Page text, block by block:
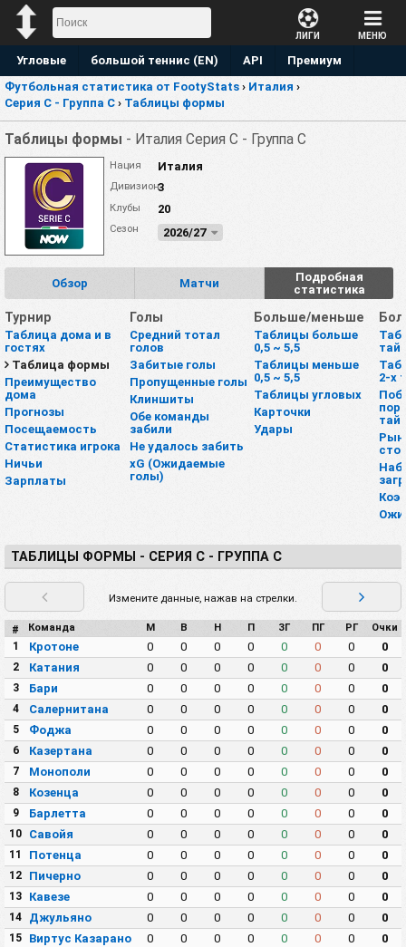
ЛИГИ МЕНЮ
Угловые большой теннис (EN) API Премиум
Прогноз
Футбольная статистика от FootyStats › Италия ›
Серия C - Группа C › Таблицы формы
Таблицы формы - Италия Серия C - Группа C
Нация Италия
Дивизион3
Клубы 20
Сезон 2026/27
Обзор Матчи
Подробная
статистика
Турнир
Таблица дома и в
гостях
Таблица формы
Преимущество
дома
Прогнозы
Посещаемость
Статистика игрока
Ничьи
Зарплаты
Голы
Средний тотал
голов
Забитые голы
Пропущенные голы
Клиншиты
Обе команды
забили
Не удалось забить
xG (Ожидаемые
голы)
Больше/меньше
Таблицы больше
0,5 ~ 5,5
Таблицы меньше
0,5 ~ 5,5
Таблицы угловых
Карточки
Удары
2-х
ТАБЛИЦЫ ФОРМЫ - СЕРИЯ C - ГРУППА C
Измените данные, нажав на стрелки.
# Команда М В Н П ЗГ ПГ РГ Очки
1 Кротоне 0 0 0 0 0 0 0 0
2 Катания 0 0 0 0 0 0 0 0
3 Бари 0 0 0 0 0 0 0 0
4 Салернитана 0 0 0 0 0 0 0 0
5 Фоджа 0 0 0 0 0 0 0 0
6 Казертана 0 0 0 0 0 0 0 0
7 Монополи 0 0 0 0 0 0 0 0
8 Козенца 0 0 0 0 0 0 0 0
9 Барлетта 0 0 0 0 0 0 0 0
10 Савойя 0 0 0 0 0 0 0 0
11 Потенца 0 0 0 0 0 0 0 0
12 Пичерно 0 0 0 0 0 0 0 0
13 Кавезе 0 0 0 0 0 0 0 0
14 Джульяно 0 0 0 0 0 0 0 0
15 Виртус Казарано 0 0 0 0 0 0 0 0